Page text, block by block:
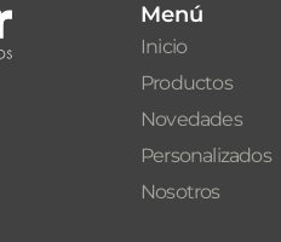
Menú
Inicio
Productos
Novedades
Personalizados
Nosotros